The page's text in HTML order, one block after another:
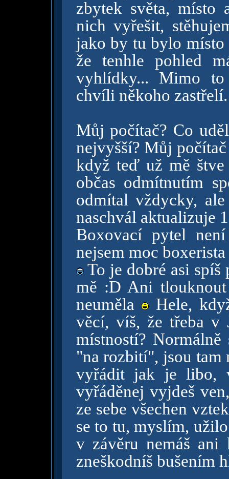
zbytek světa, místo
nich vyřešit,
jako by tu bylo
že tenhle pohled
vyhlídky... Mimo
chvíli někoho
Můj počítač? Co
nejvyšší? Můj
když teď už mě
občas odmítnutím
odmítal vždycky,
naschvál aktualizuje
Boxovací pytel
nejsem moc
To je dobré asi spíš
mě :D Ani
neuměla
Hele,
věcí, víš, že třeba v
místností?
"na rozbití", jsou tam
vyřádit jak je libo,
vyřáděnej vyjdeš
ze sebe všechen
se to tu, myslím,
v závěru nemáš ani
zneškodníš bušením